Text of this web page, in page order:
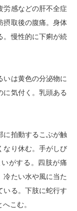
感などの肝不全症
摂取後の腹痛。身体
。慢性的に下痢が続
は黄色の分泌物に
に気付く。乳頭ある
拍動するこぶが触
なり休む。手がしび
がする。四肢が痛
冷たい水や風に当た
いる。下肢に蛇行す
こむ。